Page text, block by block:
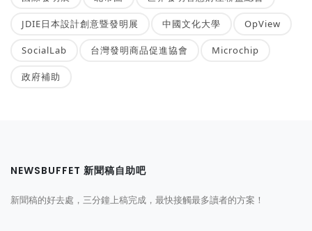
JDIE日本設計創意暨發明展 中國文化大學 OpView
SocialLab 台灣發明商品促進協會 Microchip
政府補助
NEWSBUFFET 新聞稿自助吧
新聞稿的好去處，三分鐘上稿完成，最快接觸最多讀者的方案！